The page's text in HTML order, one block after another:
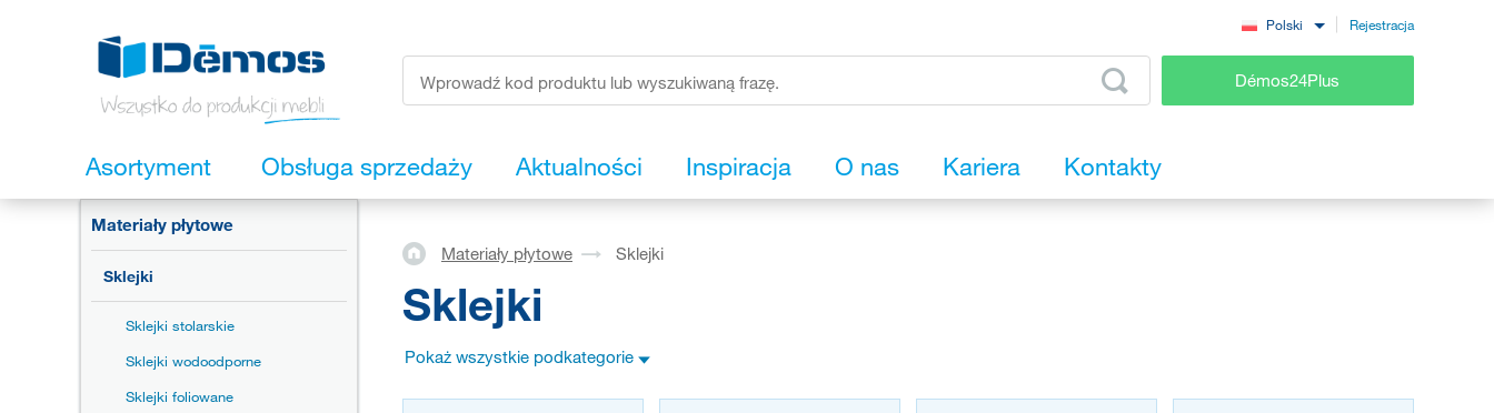
Polski Rejestracja
Démos24Plus
Asortyment Obsługa sprzedaży Aktualności Inspiracja O nas Kariera Kontakty
Materiały płytowe
Sklejki
Sklejki stolarskie
Sklejki wodoodporne
Sklejki foliowane
Materiały płytowe Sklejki
Sklejki
Pokaż wszystkie podkategorie